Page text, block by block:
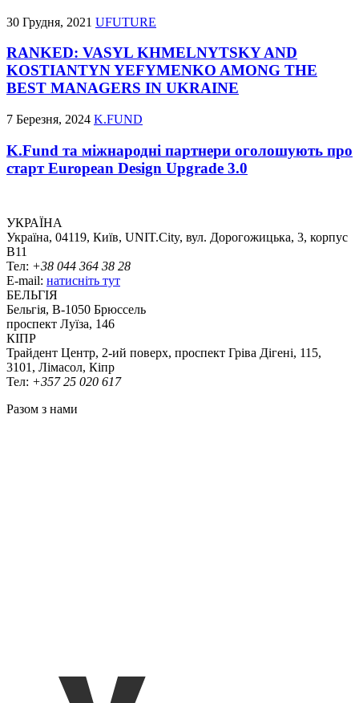
30 Грудня, 2021 UFUTURE
RANKED: VASYL KHMELNYTSKY AND
KOSTIANTYN YEFYMENKO AMONG THE
BEST MANAGERS IN UKRAINE
7 Березня, 2024 K.FUND
K.Fund та міжнародні партнери оголошують про
старт European Design Upgrade 3.0
УКРАЇНА
Україна, 04119, Київ, UNIT.City, вул. Дорогожицька, 3, корпус
B11
Тел: +38 044 364 38 28
E-mail: натисніть тут
БЕЛЬГІЯ
Бельгія, В-1050 Брюссель
проспект Луїза, 146
КІПР
Трайдент Центр, 2-ий поверх, проспект Гріва Дігені, 115,
3101, Лімасол, Кіпр
Тел: +357 25 020 617
Разом з нами